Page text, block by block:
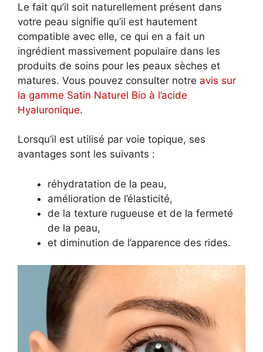
Le fait qu’il soit naturellement présent dans
votre peau signifie qu’il est hautement
compatible avec elle, ce qui en a fait un
ingrédient massivement populaire dans les
produits de soins pour les peaux sèches et
matures. Vous pouvez consulter notre avis sur
la gamme Satin Naturel Bio à l’acide
Hyaluronique.
Lorsqu’il est utilisé par voie topique, ses
avantages sont les suivants :
réhydratation de la peau,
amélioration de l’élasticité,
de la texture rugueuse et de la fermeté
de la peau,
et diminution de l’apparence des rides.